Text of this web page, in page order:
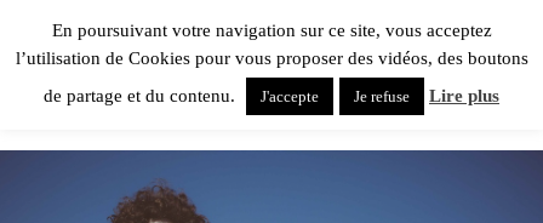
En poursuivant votre navigation sur ce site, vous acceptez
l’utilisation de Cookies pour vous proposer des vidéos, des boutons
de partage et du contenu.
J'accepte Je refuse Lire plus